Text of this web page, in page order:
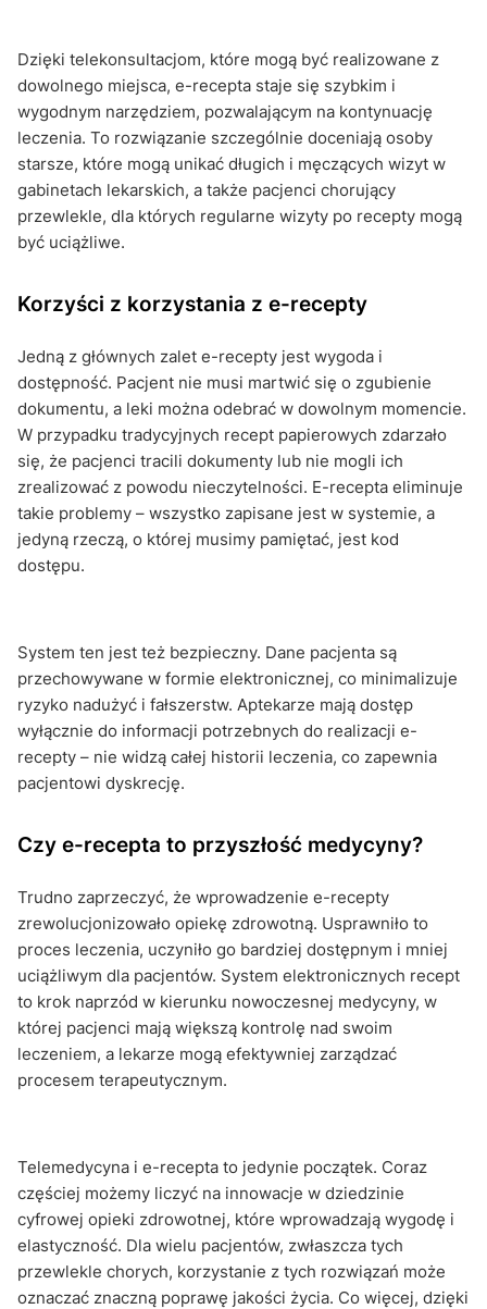
Dzięki telekonsultacjom, które mogą być realizowane z
dowolnego miejsca, e-recepta staje się szybkim i
wygodnym narzędziem, pozwalającym na kontynuację
leczenia. To rozwiązanie szczególnie doceniają osoby
starsze, które mogą unikać długich i męczących wizyt w
gabinetach lekarskich, a także pacjenci chorujący
przewlekle, dla których regularne wizyty po recepty mogą
być uciążliwe.
Korzyści z korzystania z e-recepty
Jedną z głównych zalet e-recepty jest wygoda i
dostępność. Pacjent nie musi martwić się o zgubienie
dokumentu, a leki można odebrać w dowolnym momencie.
W przypadku tradycyjnych recept papierowych zdarzało
się, że pacjenci tracili dokumenty lub nie mogli ich
zrealizować z powodu nieczytelności. E-recepta eliminuje
takie problemy – wszystko zapisane jest w systemie, a
jedyną rzeczą, o której musimy pamiętać, jest kod
dostępu.
System ten jest też bezpieczny. Dane pacjenta są
przechowywane w formie elektronicznej, co minimalizuje
ryzyko nadużyć i fałszerstw. Aptekarze mają dostęp
wyłącznie do informacji potrzebnych do realizacji e-
recepty – nie widzą całej historii leczenia, co zapewnia
pacjentowi dyskrecję.
Czy e-recepta to przyszłość medycyny?
Trudno zaprzeczyć, że wprowadzenie e-recepty
zrewolucjonizowało opiekę zdrowotną. Usprawniło to
proces leczenia, uczyniło go bardziej dostępnym i mniej
uciążliwym dla pacjentów. System elektronicznych recept
to krok naprzód w kierunku nowoczesnej medycyny, w
której pacjenci mają większą kontrolę nad swoim
leczeniem, a lekarze mogą efektywniej zarządzać
procesem terapeutycznym.
Telemedycyna i e-recepta to jedynie początek. Coraz
częściej możemy liczyć na innowacje w dziedzinie
cyfrowej opieki zdrowotnej, które wprowadzają wygodę i
elastyczność. Dla wielu pacjentów, zwłaszcza tych
przewlekle chorych, korzystanie z tych rozwiązań może
oznaczać znaczną poprawę jakości życia. Co więcej, dzięki